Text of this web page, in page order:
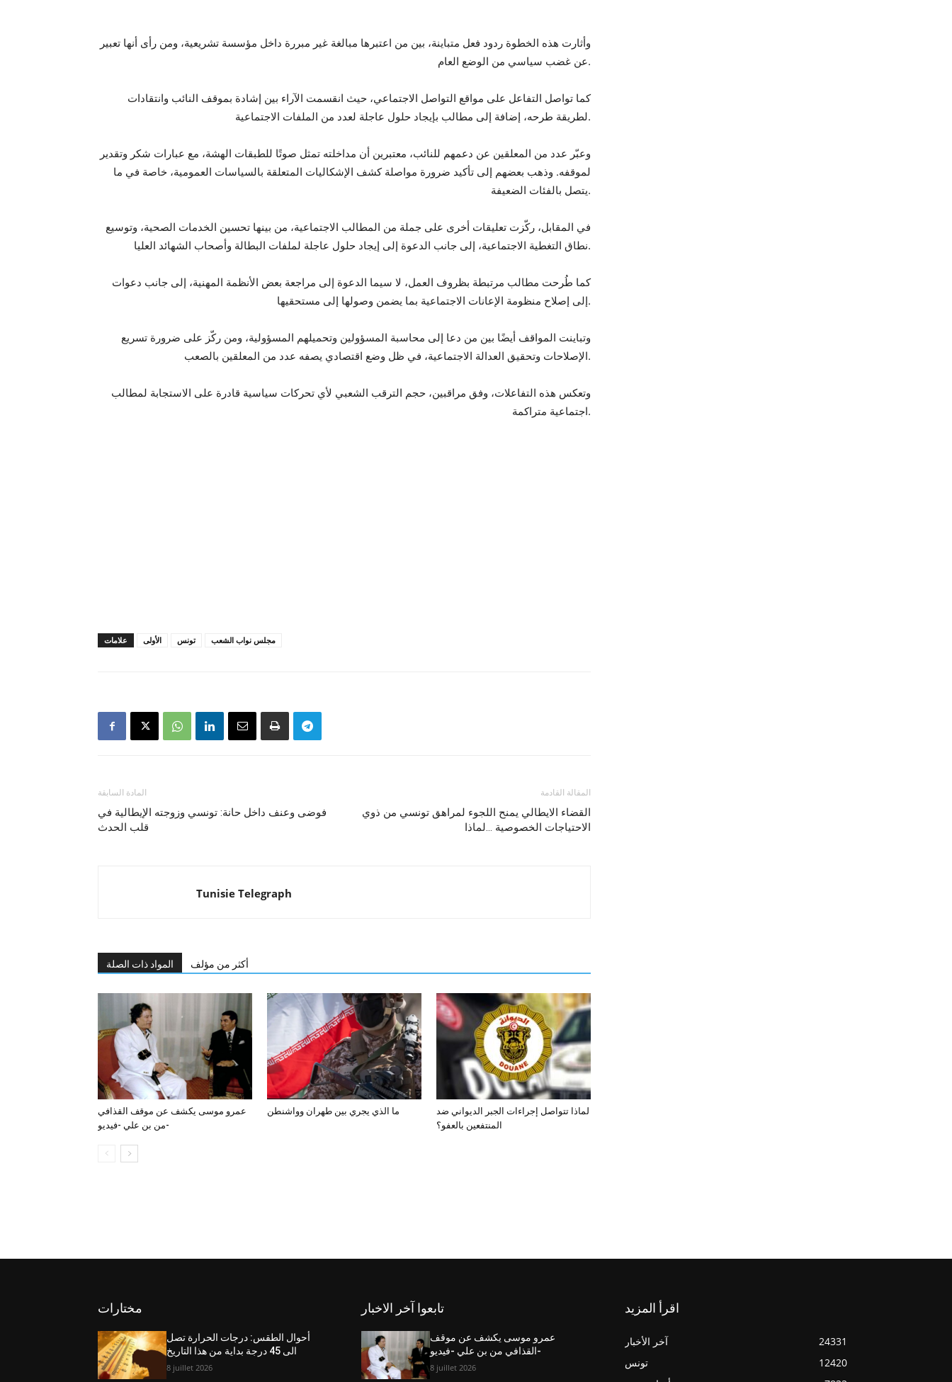
وأثارت هذه الخطوة ردود فعل متباينة، بين من اعتبرها مبالغة غير مبررة داخل مؤسسة تشريعية، ومن رأى أنها تعبير
عن غضب سياسي من الوضع العام.
كما تواصل التفاعل على مواقع التواصل الاجتماعي، حيث انقسمت الآراء بين إشادة بموقف النائب وانتقادات
لطريقة طرحه، إضافة إلى مطالب بإيجاد حلول عاجلة لعدد من الملفات الاجتماعية.
وعبّر عدد من المعلقين عن دعمهم للنائب، معتبرين أن مداخلته تمثل صوتًا للطبقات الهشة، مع عبارات شكر وتقدير
لموقفه. وذهب بعضهم إلى تأكيد ضرورة مواصلة كشف الإشكاليات المتعلقة بالسياسات العمومية، خاصة في ما
يتصل بالفئات الضعيفة.
في المقابل، ركّزت تعليقات أخرى على جملة من المطالب الاجتماعية، من بينها تحسين الخدمات الصحية، وتوسيع
نطاق التغطية الاجتماعية، إلى جانب الدعوة إلى إيجاد حلول عاجلة لملفات البطالة وأصحاب الشهائد العليا.
كما طُرحت مطالب مرتبطة بظروف العمل، لا سيما الدعوة إلى مراجعة بعض الأنظمة المهنية، إلى جانب دعوات
إلى إصلاح منظومة الإعانات الاجتماعية بما يضمن وصولها إلى مستحقيها.
وتباينت المواقف أيضًا بين من دعا إلى محاسبة المسؤولين وتحميلهم المسؤولية، ومن ركّز على ضرورة تسريع
الإصلاحات وتحقيق العدالة الاجتماعية، في ظل وضع اقتصادي يصفه عدد من المعلقين بالصعب.
وتعكس هذه التفاعلات، وفق مراقبين، حجم الترقب الشعبي لأي تحركات سياسية قادرة على الاستجابة لمطالب
اجتماعية متراكمة.
علامات الأولى تونس مجلس نواب الشعب
المادة السابقة
فوضى وعنف داخل حانة: تونسي وزوجته الإيطالية في
قلب الحدث
المقالة القادمة
القضاء الايطالي يمنح اللجوء لمراهق تونسي من ذوي
الاحتياجات الخصوصية …لماذا
Tunisie Telegraph
المواد ذات الصلة أكثر من مؤلف
عمرو موسى يكشف عن موقف القذافي
من بن علي -فيديو-
ما الذي يجري بين طهران وواشنطن
لماذا تتواصل إجراءات الجبر الديواني ضد
المنتفعين بالعفو؟
مختارات
أحوال الطقس: درجات الحرارة تصل
الى 45 درجة بداية من هذا التاريخ
8 juillet 2026
تابعوا آخر الاخبار
عمرو موسى يكشف عن موقف
القذافي من بن علي -فيديو-
8 juillet 2026
اقرأ المزيد
آخر الأخبار
24331
تونس
12420